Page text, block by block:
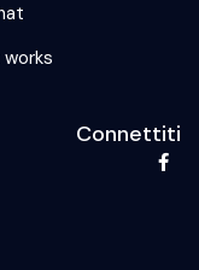
Connettiti